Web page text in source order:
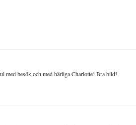
med besök och med härliga Charlotte! Bra bild!